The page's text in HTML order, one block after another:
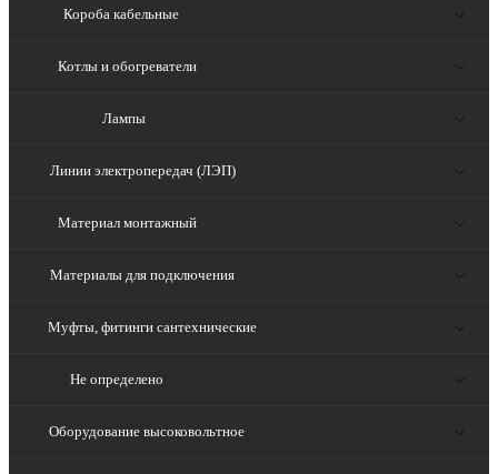
Короба кабельные
Котлы и обогреватели
Лампы
Линии электропередач (ЛЭП)
Материал монтажный
Материалы для подключения
Муфты, фитинги сантехнические
Не определено
Оборудование высоковольтное